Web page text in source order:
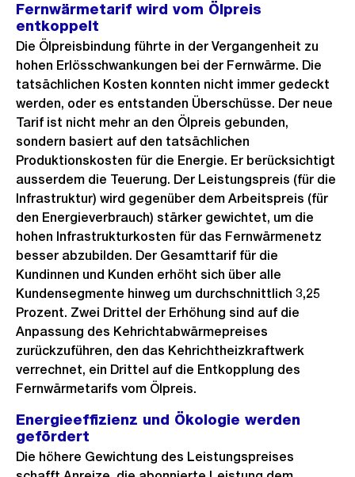
Fernwärmetarif wird vom Ölpreis
entkoppelt
Die Ölpreisbindung führte in der Vergangenheit zu
hohen Erlösschwankungen bei der Fernwärme. Die
tatsächlichen Kosten konnten nicht immer gedeckt
werden, oder es entstanden Überschüsse. Der neue
Tarif ist nicht mehr an den Ölpreis gebunden,
sondern basiert auf den tatsächlichen
Produktionskosten für die Energie. Er berücksichtigt
ausserdem die Teuerung. Der Leistungspreis (für die
Infrastruktur) wird gegenüber dem Arbeitspreis (für
den Energieverbrauch) stärker gewichtet, um die
hohen Infrastrukturkosten für das Fernwärmenetz
besser abzubilden. Der Gesamttarif für die
Kundinnen und Kunden erhöht sich über alle
Kundensegmente hinweg um durchschnittlich 3,25
Prozent. Zwei Drittel der Erhöhung sind auf die
Anpassung des Kehrichtabwärmepreises
zurückzuführen, den das Kehrichtheizkraftwerk
verrechnet, ein Drittel auf die Entkopplung des
Fernwärmetarifs vom Ölpreis.
Energieeffizienz und Ökologie werden
gefördert
Die höhere Gewichtung des Leistungspreises